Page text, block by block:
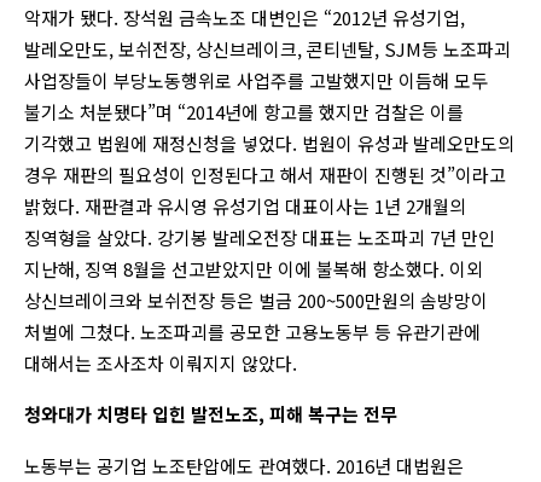
악재가 됐다. 장석원 금속노조 대변인은 “2012년 유성기업,
발레오만도, 보쉬전장, 상신브레이크, 콘티넨탈, SJM등 노조파괴
사업장들이 부당노동행위로 사업주를 고발했지만 이듬해 모두
불기소 처분됐다”며 “2014년에 항고를 했지만 검찰은 이를
기각했고 법원에 재정신청을 넣었다. 법원이 유성과 발레오만도의
경우 재판의 필요성이 인정된다고 해서 재판이 진행된 것”이라고
밝혔다. 재판결과 유시영 유성기업 대표이사는 1년 2개월의
징역형을 살았다. 강기봉 발레오전장 대표는 노조파괴 7년 만인
지난해, 징역 8월을 선고받았지만 이에 불복해 항소했다. 이외
상신브레이크와 보쉬전장 등은 벌금 200~500만원의 솜방망이
처벌에 그쳤다. 노조파괴를 공모한 고용노동부 등 유관기관에
대해서는 조사조차 이뤄지지 않았다.
청와대가 치명타 입힌 발전노조, 피해 복구는 전무
노동부는 공기업 노조탄압에도 관여했다. 2016년 대법원은